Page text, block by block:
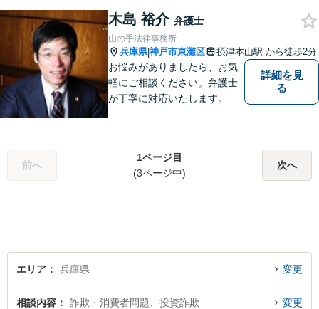
民事事件，家事事件，刑事事
件も幅広く取り扱っておりま
す。
木島 裕介 弁護士
山の手法律事務所
兵庫県|神戸市東灘区 摂津本山駅 から徒歩2分
お悩みがありましたら、お気
軽にご相談ください。弁護士
が丁寧に対応いたします。
詳細を見
る
前へ
1ページ目
(3ページ中)
次へ
エリア 兵庫県 変更
相談内容 詐欺・消費者問題、投資詐欺 変更